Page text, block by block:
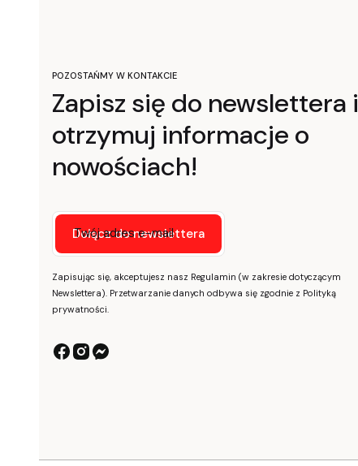
POZOSTAŃMY W KONTAKCIE
Zapisz się do newslettera i
otrzymuj informacje o
nowościach!
Twój adres e-mail
Dołącz do newslettera
Zapisując się, akceptujesz nasz Regulamin (w zakresie dotyczącym
Newslettera). Przetwarzanie danych odbywa się zgodnie z Polityką
prywatności.